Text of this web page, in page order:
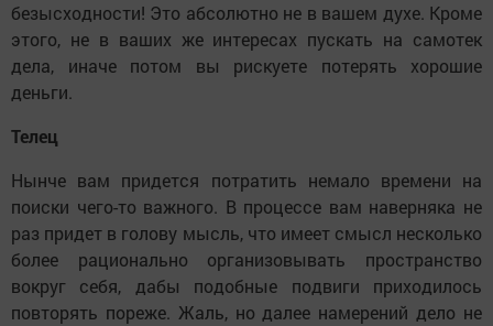
безысходности! Это абсолютно не в вашем духе. Кроме
этого, не в ваших же интересах пускать на самотек
дела, иначе потом вы рискуете потерять хорошие
деньги.
Телец
Нынче вам придется потратить немало времени на
поиски чего-то важного. В процессе вам наверняка не
раз придет в голову мысль, что имеет смысл несколько
более рационально организовывать пространство
вокруг себя, дабы подобные подвиги приходилось
повторять пореже. Жаль, но далее намерений дело не